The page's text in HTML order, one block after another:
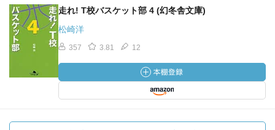
走れ! T校バスケット部 4 (幻冬舎文庫)
松崎洋
357 3.81 12